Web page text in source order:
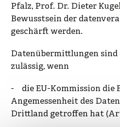
Pfalz, Prof. Dr. Dieter
Bewusstsein der
geschärft werden.
Datenübermittlungen
zulässig, wenn
- die EU-Kommission die
Angemessenheit des
Drittland getroffen hat